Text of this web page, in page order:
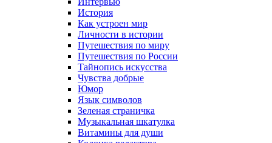
История
Как устроен мир
Личности в истории
Путешествия по миру
Путешествия по России
Тайнопись искусства
Чувства добрые
Юмор
Язык символов
Зеленая страничка
Музыкальная шкатулка
Витамины для души